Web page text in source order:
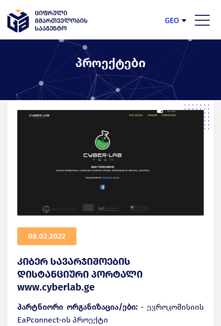
GEO
ENG
პროექტები
08.02.2022
კიბერ სავარჯიშოების
დისტანციური პორტალი
www.cyberlab.ge
პარტნიორი ორგანიზაცია/ები:- ევროკომისიის
EaPconnect-ის პროექტი